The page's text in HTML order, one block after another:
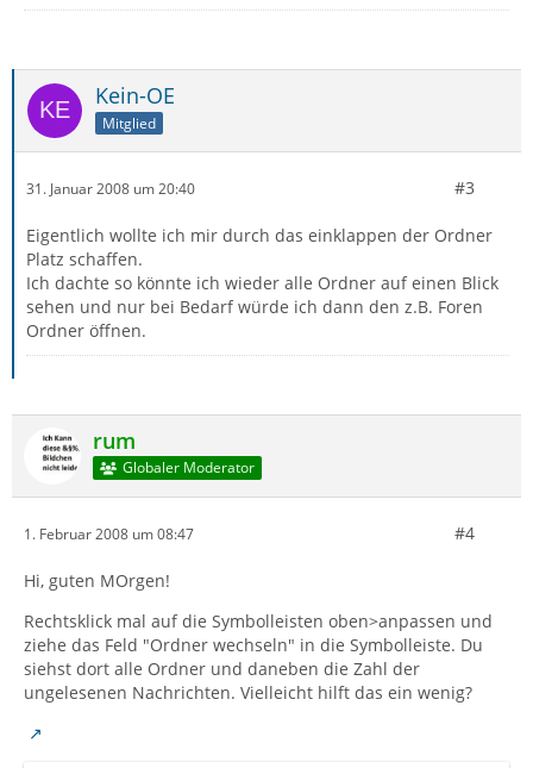
Kein-OE
Mitglied
31. Januar 2008 um 20:40 #3
Eigentlich wollte ich mir durch das einklappen der Ordner
Platz schaffen.
Ich dachte so könnte ich wieder alle Ordner auf einen Blick
sehen und nur bei Bedarf würde ich dann den z.B. Foren
Ordner öffnen.
rum
Globaler Moderator
1. Februar 2008 um 08:47 #4
Hi, guten MOrgen!
Rechtsklick mal auf die Symbolleisten oben>anpassen und
ziehe das Feld "Ordner wechseln" in die Symbolleiste. Du
siehst dort alle Ordner und daneben die Zahl der
ungelesenen Nachrichten. Vielleicht hilft das ein wenig?